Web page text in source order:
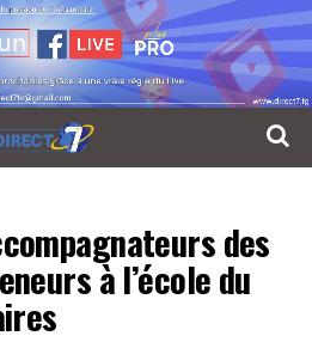
des
à l’école du